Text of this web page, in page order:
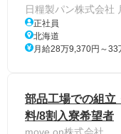
日糧製パン株式会社
正社員
北海道
月給28万9,370円～33
部品工場での組立
料/8割入寮希望者